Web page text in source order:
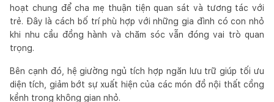
hoạt chung để cha mẹ thuận tiện quan sát và tương tác với
trẻ. Đây là cách bố trí phù hợp với những gia đình có con nhỏ
khi nhu cầu đồng hành và chăm sóc vẫn đóng vai trò quan
trọng.
Bên cạnh đó, hệ giường ngủ tích hợp ngăn lưu trữ giúp tối ưu
diện tích, giảm bớt sự xuất hiện của các món đồ nội thất cồng
kềnh trong không gian nhỏ.